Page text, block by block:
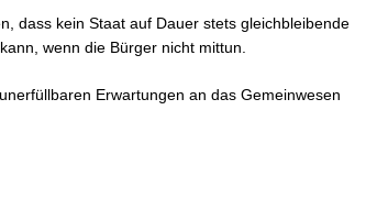
dass kein Staat auf Dauer stets gleichbleibende
wenn die Bürger nicht mittun.
Erwartungen an das Gemeinwesen